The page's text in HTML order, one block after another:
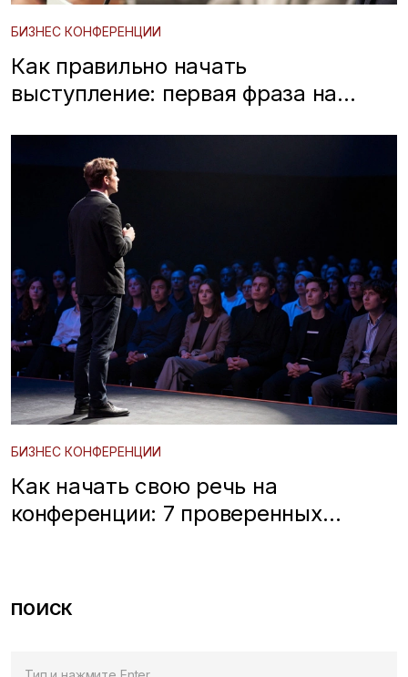
БИЗНЕС КОНФЕРЕНЦИИ
Как правильно начать
выступление: первая фраза на
БИЗНЕС КОНФЕРЕНЦИИ
Как начать свою речь на
конференции: 7 проверенных
ПОИСК